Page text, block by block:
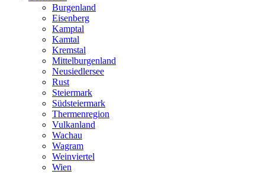
Burgenland
Eisenberg
Kamptal
Kamtal
Kremstal
Mittelburgenland
Neusiedlersee
Rust
Steiermark
Südsteiermark
Thermenregion
Vulkanland
Wachau
Wagram
Weinviertel
Wien